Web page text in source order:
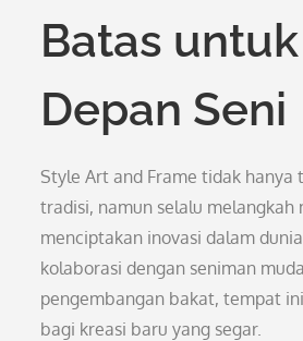
Batas
Depan Seni
Style Art and Frame tidak hanya
tradisi, namun selalu melangkah
menciptakan inovasi dalam
kolaborasi dengan seniman
pengembangan bakat, tempat
bagi kreasi baru yang segar.